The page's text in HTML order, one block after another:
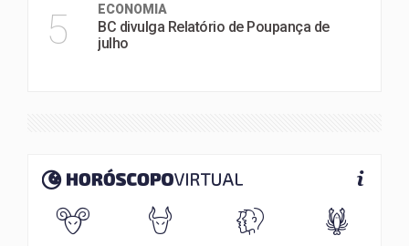
5 ECONOMIA
BC divulga Relatório de Poupança de
julho